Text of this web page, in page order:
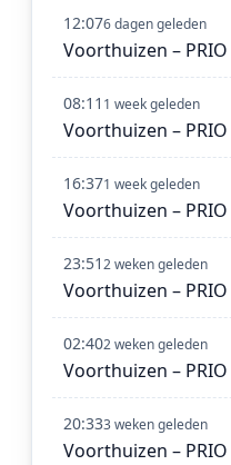
12:076 dagen geleden
Voorthuizen –
08:11 1 week geleden
Voorthuizen –
16:371 week geleden
Voorthuizen –
23:512 weken geleden
Voorthuizen –
02:402 weken geleden
Voorthuizen –
20:333 weken geleden
Voorthuizen –